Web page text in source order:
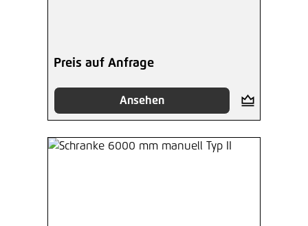
Preis auf Anfrage
Ansehen